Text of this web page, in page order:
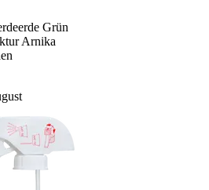
Grün
Arnika